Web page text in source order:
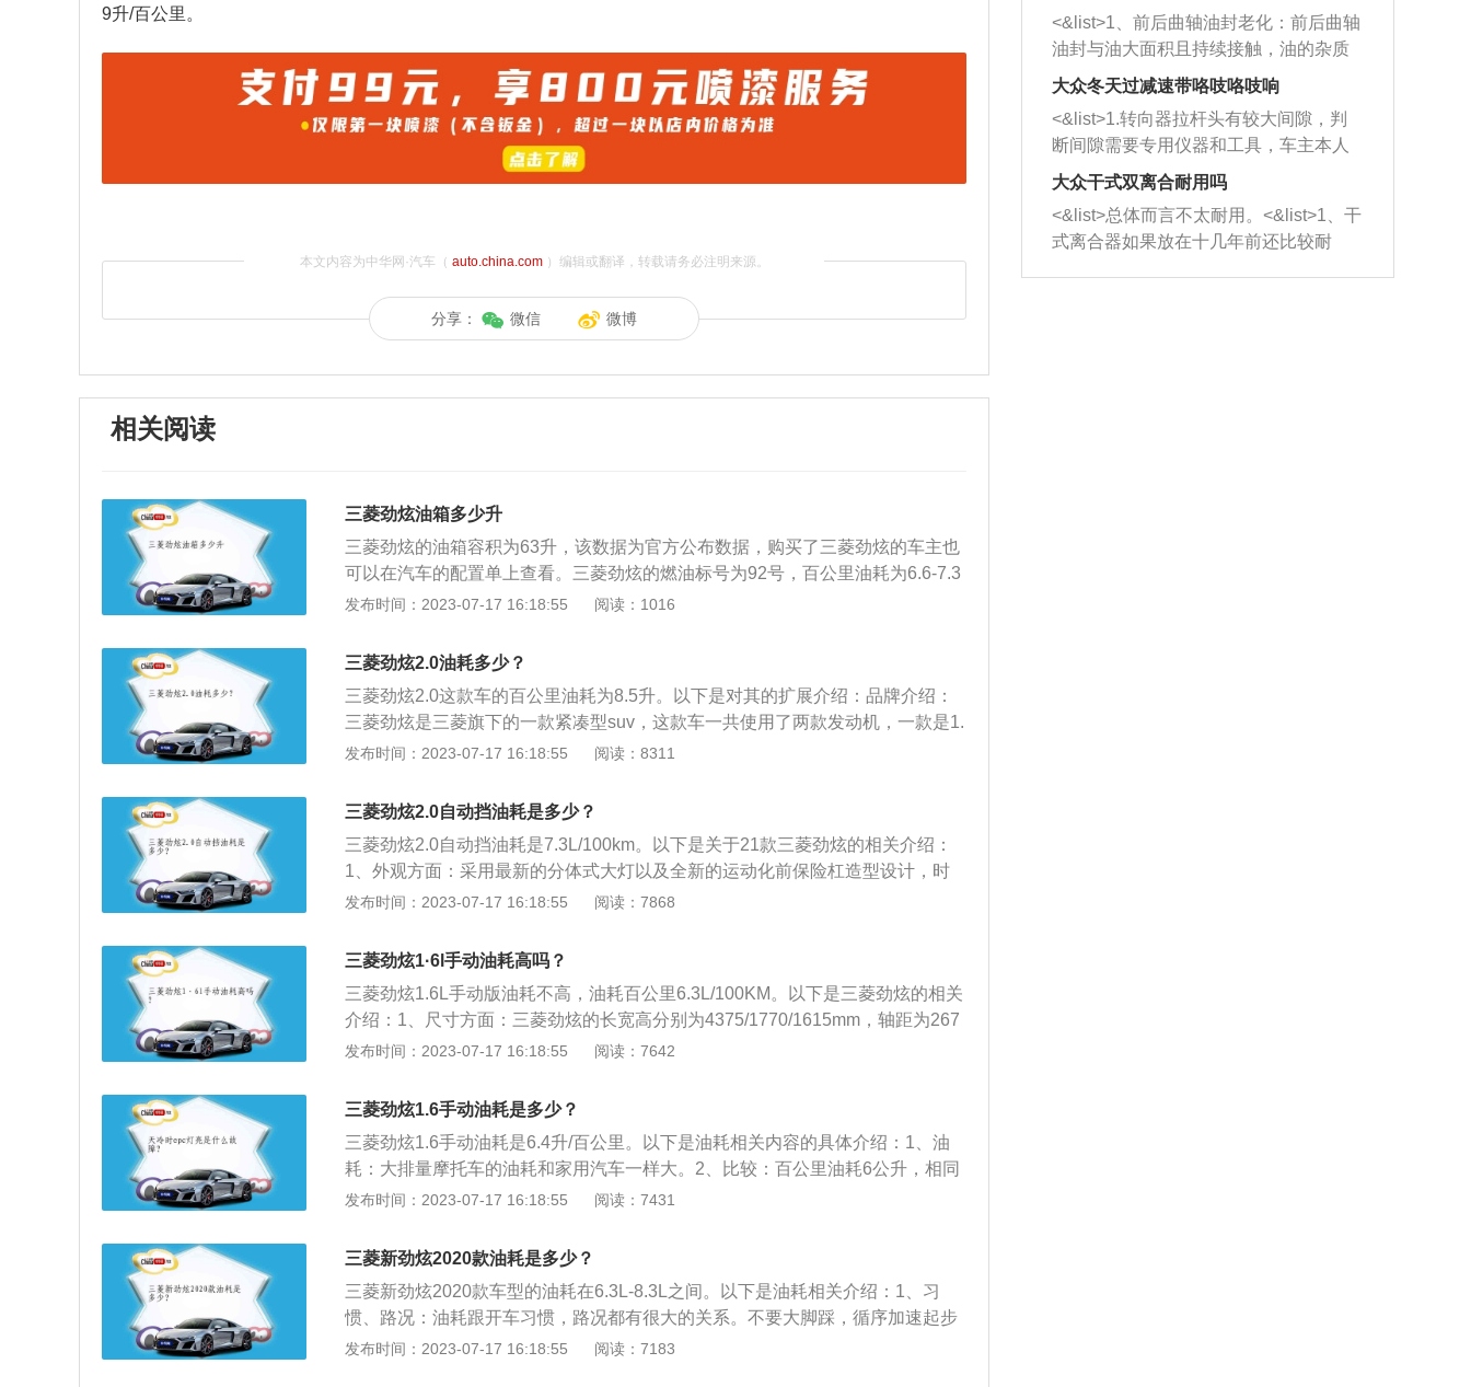
9升/百公里。
本文内容为中华网·汽车（ auto.china.com）编辑或翻译，转载请务必注明来源。
分享： 微信 微博
相关阅读
三菱劲炫油箱多少升
三菱劲炫的油箱容积为63升，该数据为官方公布数据，购买了三菱劲炫的车主也
可以在汽车的配置单上查看。三菱劲炫的燃油标号为92号，百公里油耗为6.6-7.3
L，加满一箱油可以跑的里程为860-954km。日常行驶过程中，需要随时注意油
题，油量的数值会真实的反应到油表上。仪表的燃油表一般有5到6格，一般燃油
表还剩2格的时候就要加油，以免开到半路没油的情况发生。实际加油过程中，
油的量可能会超出标定的容积，这是由于汽车厂家所标定的油箱容积是从油箱底
到安全界度的容积，而从安全界度到油箱口还有一定的空间，这个空间是为了保
证油箱内的油品在温度变高的情况下膨胀，而不至于溢出油箱的安全空间。如果
发布时间：2023-07-17 16:18:55 阅读：1016
三菱劲炫2.0油耗多少？
三菱劲炫2.0这款车的百公里油耗为8.5升。以下是对其的扩展介绍：品牌介绍：
三菱劲炫是三菱旗下的一款紧凑型suv，这款车一共使用了两款发动机，一款是1.
6升自然吸气发动机，另一款是2.0升自然吸气发动机。三菱劲炫的长宽高分别是4
升自然吸气发动机拥有124马力和149牛米的最大扭矩，这款发动机的最大功率转
速为6000转每分钟，最大扭矩转速为4000转每分钟。这款发动机搭载了mivec技
术和多点电喷技术，并且使用了铝合金缸盖缸体。
发布时间：2023-07-17 16:18:55 阅读：8311
三菱劲炫2.0自动挡油耗是多少？
三菱劲炫2.0自动挡油耗是7.3L/100km。以下是关于21款三菱劲炫的相关介绍：
1、外观方面：采用最新的分体式大灯以及全新的运动化前保险杠造型设计，时
尚的车身侧面造型，配合全新的运动化，搭配18寸铝合金轮毂，车尾使用全新的
最大功率为166马力，最大扭矩为201牛米，与之匹配的是一台cvt自动变速箱。
发布时间：2023-07-17 16:18:55 阅读：7868
三菱劲炫1·6l手动油耗高吗？
三菱劲炫1.6L手动版油耗不高，油耗百公里6.3L/100KM。以下是三菱劲炫的相关
介绍：1、尺寸方面：三菱劲炫的长宽高分别为4375/1770/1615mm，轴距为267
0mm。2、动力方面：搭载的是1.6L/2.0L自然吸气发动机，最大马力为124匹/167
（模拟6挡）。
发布时间：2023-07-17 16:18:55 阅读：7642
三菱劲炫1.6手动油耗是多少？
三菱劲炫1.6手动油耗是6.4升/百公里。以下是油耗相关内容的具体介绍：1、油
耗：大排量摩托车的油耗和家用汽车一样大。2、比较：百公里油耗6公升，相同
行走路线，摩托车1.6l，明锐油耗是7公升，开跑车的通常油门给得会非常大，比
l汽车综合油耗相当。3、燃料：摩托车和多数汽车都是用汽油，所以燃料的能量
一样，摩托车的油耗相对较高，来自高风阻、紧凑结构导致节油科技没有空间施
展以及高转速压榨动力的设计理念。
发布时间：2023-07-17 16:18:55 阅读：7431
三菱新劲炫2020款油耗是多少？
三菱新劲炫2020款车型的油耗在6.3L-8.3L之间。以下是油耗相关介绍：1、习
惯、路况：油耗跟开车习惯，路况都有很大的关系。不要大脚踩，循序加速起步
最省油。要省油就得避免起步时重踩油门，重踩油门比一般正常速度起步，耗油
发布时间：2023-07-17 16:18:55 阅读：7183
西取出来。但如果是因为积碳过多引起
的堵塞，就需要将三元催化器泡在草酸
洗剂对堵塞的情况得到解决，将清洗剂
放在燃油箱中，与燃油混合后，车辆启
动时，就可以和汽油一起进入到燃烧
室，最后形成废气排出，就可以让三元
催化器得到清洗，排气管堵塞的情况就
能够得到解决。
一圈半的练习，往右同样也要打相同的
圈数。 <&list>3、最后强调要反复练
习，这样就可以形成肌肉记忆，在真实
驾驶车辆时，不需要记忆也能打好方
向。
<&list>1、前后曲轴油封老化：前后曲轴
油封与油大面积且持续接触，油的杂质
和发动机内持续温度变化使其密封效果
逐渐减弱，导致渗油或漏油。<&list>2、
活塞间隙过大：积碳会使活塞环与缸体
的间隙扩大，导致机油流入燃烧室中，
造成烧机油。<&list>3、机油粘度。使用
机油粘度过小的话，同样会有烧机油现
象，机油粘度过小具有很好的流动性，
大众冬天过减速带咯吱咯吱响
<&list>1.转向器拉杆头有较大间隙，判
断间隙需要专用仪器和工具，车主本人
无法制作，需要将车辆送到修理厂或4s
店；<&list>2.车辆半轴套管防尘罩破
裂，破裂后会出现漏油现象，使半轴磨
损严重，磨损的半轴容易损坏，产生异
响；<&list>3.稳定器的转向胶套和球头
大众干式双离合耐用吗
<&list>总体而言不太耐用。<&list>1、干
式离合器如果放在十几年前还比较耐